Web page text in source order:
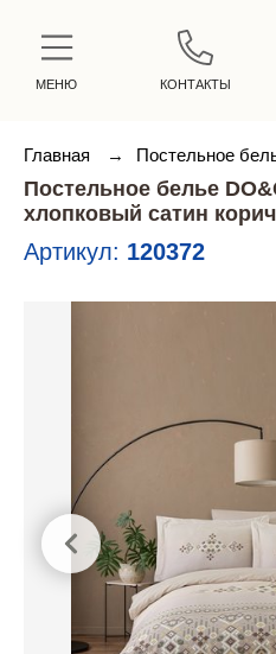
МЕНЮ КОНТАКТЫ
Главная → Постельное
Постельное белье
хлопковый сатин
Артикул: 120372